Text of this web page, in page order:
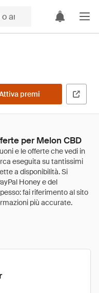
premi
per Melon CBD